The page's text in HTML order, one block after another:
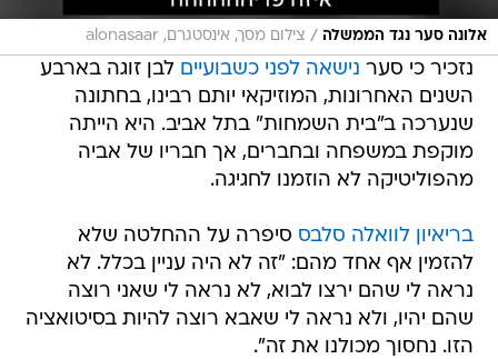
אלונה סער נגד הממשלה / צילום מסך, אינסטגרם, alonasaar
נזכיר כי סער נישאה לפני כשבועיים לבן זוגה בארבע
השנים האחרונות, המוזיקאי יותם רבינו, בחתונה
שנערכה ב"בית השמחות" בתל אביב. היא הייתה
מוקפת במשפחה ובחברים, אך חבריו של אביה
מהפוליטיקה לא הוזמנו לחגיגה.
בריאיון לוואלה סלבס סיפרה על ההחלטה שלא
להזמין אף אחד מהם: "זה לא היה עניין בכלל. לא
נראה לי שהם ירצו לבוא, לא נראה לי שאני רוצה
שהם יהיו, ולא נראה לי שאבא רוצה להיות בסיטואציה
הזו. נחסוך מכולנו את זה".